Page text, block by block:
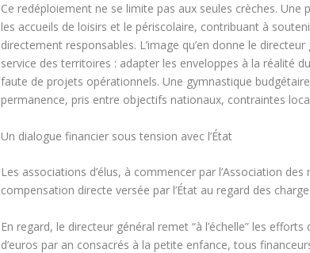
Ce redéploiement ne se limite pas aux seules crèches.
les accueils de loisirs et le périscolaire, contribuant à
directement responsables. L’image qu’en donne le
service des territoires : adapter les enveloppes à la réalité
faute de projets opérationnels. Une gymnastique
permanence, pris entre objectifs nationaux, contraintes
Un dialogue financier sous tension avec l’État
Les associations d’élus, à commencer par l’Association
compensation directe versée par l’État au regard des
En regard, le directeur général remet “à l’échelle” les
d’euros par an consacrés à la petite enfance, tous